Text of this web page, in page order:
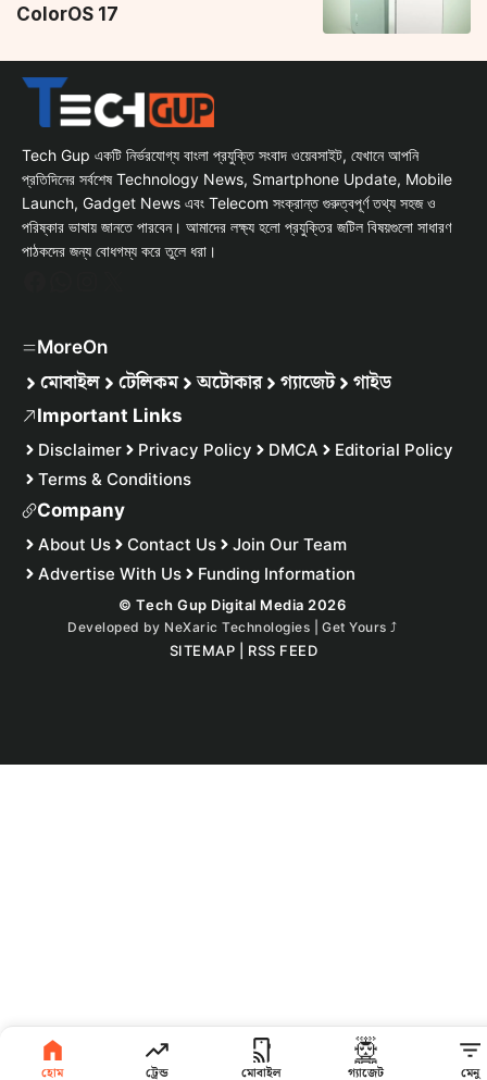
হোম ট্রেন্ড মোবাইল গ্যাজেট মেনু
ColorOS 17
Tech Gup একটি নির্ভরযোগ্য বাংলা প্রযুক্তি সংবাদ ওয়েবসাইট, যেখানে আপনি
প্রতিদিনের সর্বশেষ Technology News, Smartphone Update, Mobile
Launch, Gadget News এবং Telecom সংক্রান্ত গুরুত্বপূর্ণ তথ্য সহজ ও
পরিষ্কার ভাষায় জানতে পারবেন। আমাদের লক্ষ্য হলো প্রযুক্তির জটিল বিষয়গুলো সাধারণ
পাঠকদের জন্য বোধগম্য করে তুলে ধরা।
MoreOn
মোবাইল টেলিকম অটোকার গ্যাজেট গাইড
Important Links
Disclaimer Privacy Policy DMCA
Editorial Policy
Terms & Conditions
Company
About Us Contact Us
Join Our Team
Advertise With Us
Funding Information
© Tech Gup Digital Media 2026
Developed by NeXaric Technologies | Get Yours ⤴︎
SITEMAP RSS FEED